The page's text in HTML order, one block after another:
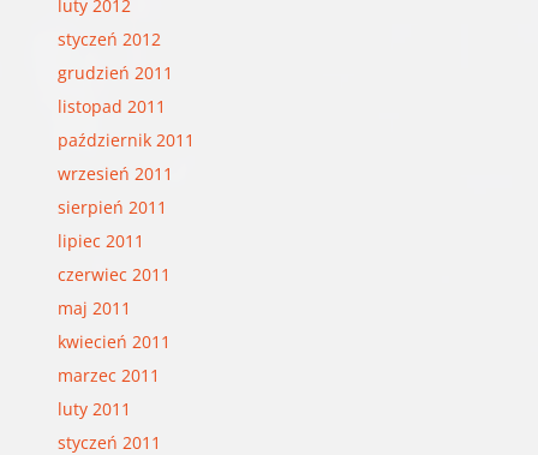
luty 2012
styczeń 2012
grudzień 2011
listopad 2011
październik 2011
wrzesień 2011
sierpień 2011
lipiec 2011
czerwiec 2011
maj 2011
kwiecień 2011
marzec 2011
luty 2011
styczeń 2011